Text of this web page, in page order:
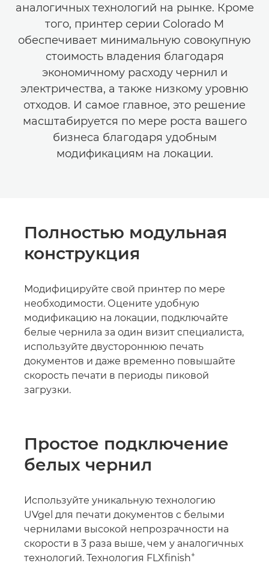
аналогичных технологий на рынке. Кроме
того, принтер серии Colorado M
обеспечивает минимальную совокупную
стоимость владения благодаря
экономичному расходу чернил и
электричества, а также низкому уровню
отходов. И самое главное, это решение
масштабируется по мере роста вашего
бизнеса благодаря удобным
модификациям на локации.
Полностью модульная
конструкция
Модифицируйте свой принтер по мере
необходимости. Оцените удобную
модификацию на локации, подключайте
белые чернила за один визит специалиста,
используйте двустороннюю печать
документов и даже временно повышайте
скорость печати в периоды пиковой
загрузки.
Простое подключение
белых чернил
Используйте уникальную технологию
UVgel для печати документов с белыми
чернилами высокой непрозрачности на
скорости в 3 раза выше, чем у аналогичных
технологий. Технология FLXfinish+